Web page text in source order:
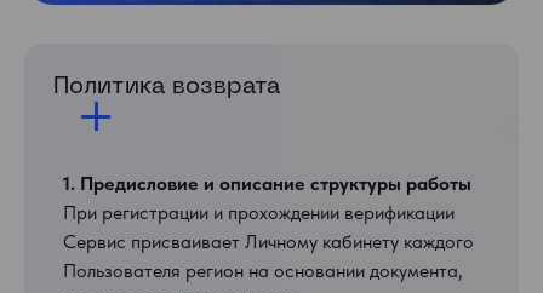
Политика возврата
1. Предисловие и описание структуры работы
При регистрации и прохождении верификации
Сервис присваивает Личному кабинету каждого
Пользователя регион на основании документа,